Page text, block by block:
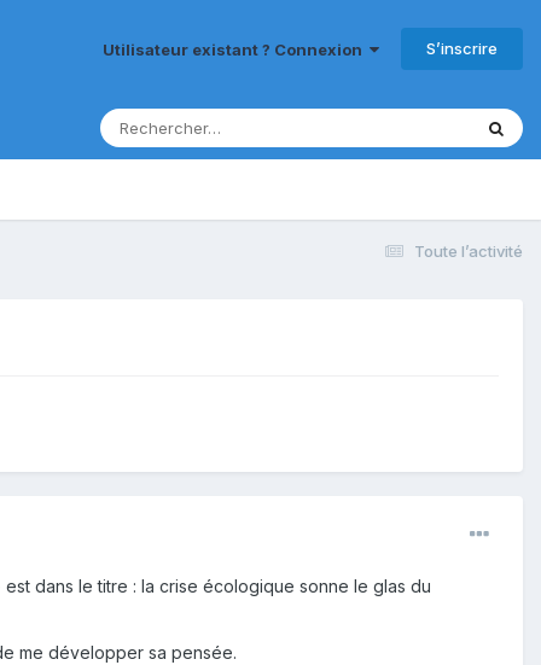
Utilisateur existant ? Connexion S’inscrire
Toute l’activité
dans le titre : la crise écologique sonne le glas du
me développer sa pensée.